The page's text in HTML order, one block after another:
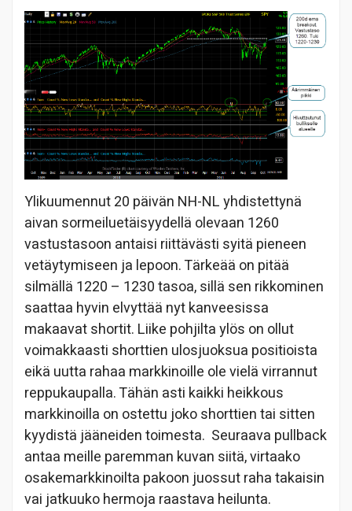
Ylikuumennut 20 päivän NH-NL yhdistettynä
aivan sormeiluetäisyydellä olevaan 1260
vastustasoon antaisi riittävästi syitä pieneen
vetäytymiseen ja lepoon. Tärkeää on pitää
silmällä 1220 – 1230 tasoa, sillä sen rikkominen
saattaa hyvin elvyttää nyt kanveesissa
makaavat shortit. Liike pohjilta ylös on ollut
voimakkaasti shorttien ulosjuoksua positioista
eikä uutta rahaa markkinoille ole vielä virrannut
reppukaupalla. Tähän asti kaikki heikkous
markkinoilla on ostettu joko shorttien tai sitten
kyydistä jääneiden toimesta. Seuraava pullback
antaa meille paremman kuvan siitä, virtaako
osakemarkkinoilta pakoon juossut raha takaisin
vai jatkuuko hermoja raastava heilunta.